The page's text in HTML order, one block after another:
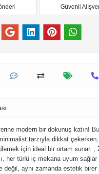
Güvenli
modern bir dokunuş katın!
tarzıyla dikkat çekerken,
için ideal bir ortam sunar. ;
her türlü iç mekana uyum
değil, aynı zamanda estetik birer